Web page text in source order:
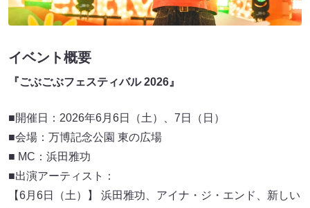
イベント概要
『ごぶごぶフェスティバル 2026』
■開催日：2026年6月6日（土）、7日（日）
■会場：万博記念公園 東の広場
■ MC：浜田雅功
■出演アーティスト：
【6月6日（土）】 浜田雅功、アイナ・ジ・エンド、新しい